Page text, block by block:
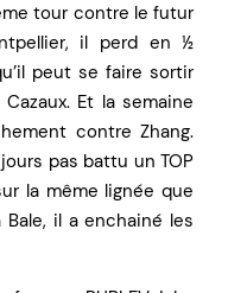
tour contre le futur
il perd en ½
peut se faire sortir
Et la semaine
contre Zhang.
pas battu un TOP
la même lignée que
il a enchainé les